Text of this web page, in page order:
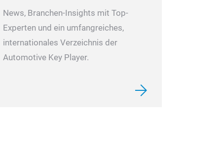
News, Branchen-Insights mit Top-
Experten und ein umfangreiches,
internationales Verzeichnis der
Automotive Key Player.